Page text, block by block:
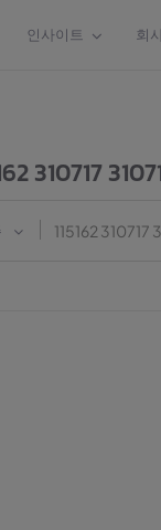
인사이트 회
310717